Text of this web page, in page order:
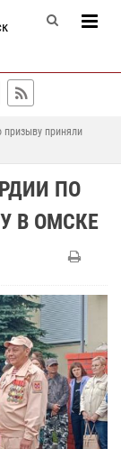
приняли
ПО
В ОМСКЕ